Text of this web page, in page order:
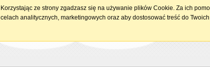
Korzystając ze strony zgadzasz się na używanie plików Cookie. Za ich
celach analitycznych, marketingowych oraz aby dostosować treść do